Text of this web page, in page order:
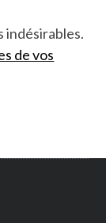
indésirables.
de vos